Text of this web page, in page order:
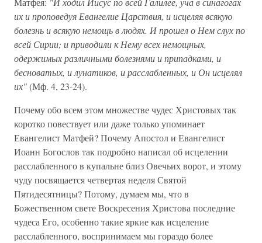
их и проповедуя Евангелие Царствия, и исцеляя всякую
болезнь и всякую немощь в людях. И прошел о Нем слух по
всей Сирии; и приводили к Нему всех немощных,
одержимых различными болезнями и припадками, и
бесноватых, и лунатиков, и расслабленных, и Он исцелял
их"(Мф. 4, 23-24).
Почему обо всем этом множестве чудес Христовых так
коротко повествует или даже только упоминает
Евангелист Матфей? Почему Апостол и Евангелист
Иоанн Богослов так подробно написал об исцелении
расслабленного в купальне близ Овечьих ворот, и этому
чуду посвящается четвертая неделя Святой
Пятидесятницы? Потому, думаем мы, что в
Божественном свете Воскресения Христова последние
чудеса Его, особенно такие яркие как исцеление
расслабленного, воспринимаем мы гораздо более